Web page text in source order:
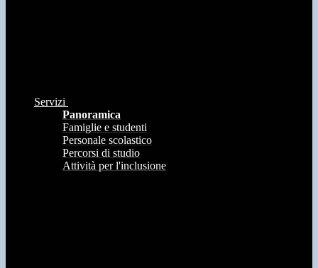
Servizi
Panoramica
Famiglie e studenti
Personale scolastico
Percorsi di studio
Attività per l'inclusione